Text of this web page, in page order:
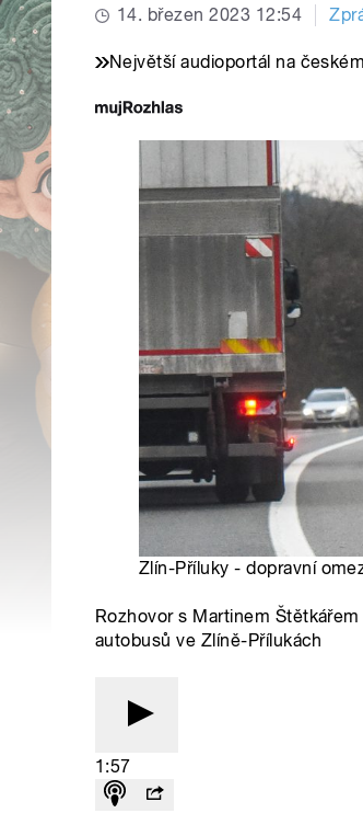
14. březen 2023 12:54
Největší audioportál na
Zlín-Příluky - dopravní
Rozhovor s Martinem
autobusů ve Zlíně-Přílukách
1:57